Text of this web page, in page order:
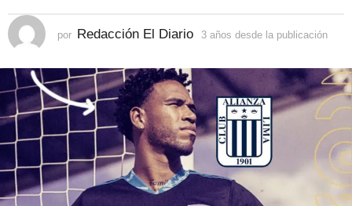
s
e
l
a
p
u
b
por Redacción El Diario 3 años desde la publicación
o
s
d
e
l
a